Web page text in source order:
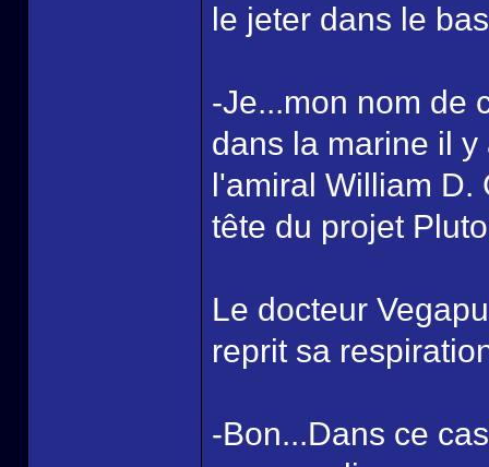
le jeter dans le
-Je...mon nom de
dans la marine il
l'amiral William D.
tête du projet
Le docteur
reprit sa
-Bon...Dans ce